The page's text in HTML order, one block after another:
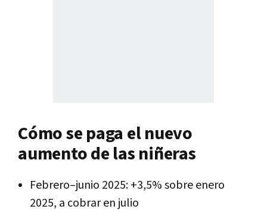
Cómo se paga el nuevo
aumento de las niñeras
Febrero–junio 2025: +3,5% sobre enero
2025, a cobrar en julio